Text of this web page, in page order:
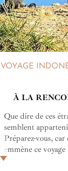
VOYAGE
À LA
Que dire de ces
semblent
Préparez-vous, car
emmène ce
croisière dans les